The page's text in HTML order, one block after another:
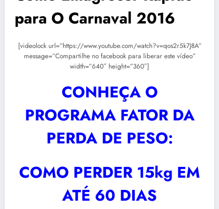
para O Carnaval 2016
[videolock url=”https://www.youtube.com/watch?v=qos2r5k7J8A”
message=”Compartilhe no facebook para liberar este vídeo”
width=”640″ height=”360″]
CONHEÇA O
PROGRAMA FATOR DA
PERDA DE PESO:
COMO PERDER 15kg EM
ATÉ 60 DIAS